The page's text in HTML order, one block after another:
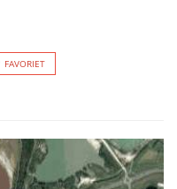
FAVORIET